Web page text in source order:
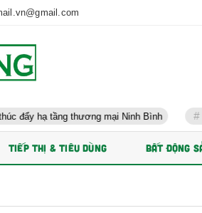
thương mại Ninh Bình Điều hành
TIẾP THỊ & TIÊU DÙNG BẤT ĐỘNG